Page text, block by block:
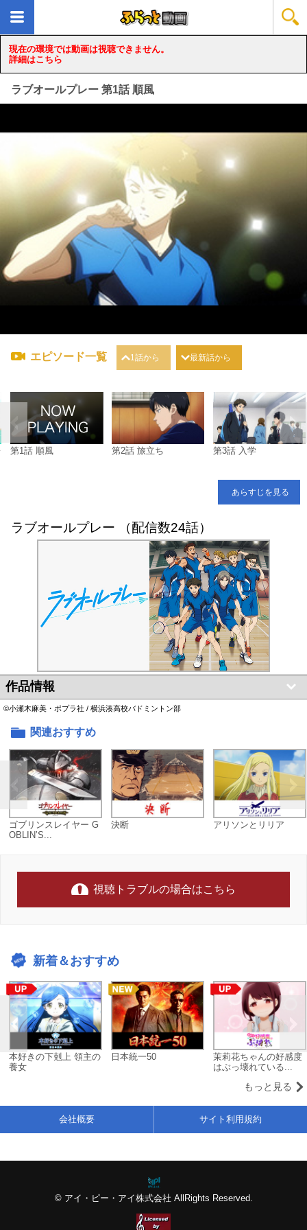
現在の環境では動画は視聴できません。
詳細はこちら
ラブオールプレー 第1話 順風
loading...
エピソード一覧 1話から 最新話から
第1話 順風 第2話 旅立ち 第3話 入学
あらすじを見る
ラブオールプレー （配信数24話）
作品情報
©小瀬木麻美・ポプラ社 / 横浜湊高校バドミントン部
関連おすすめ
ゴブリンスレイヤー G
OBLIN’S...
決断 アリソンとリリア
視聴トラブルの場合はこちら
新着＆おすすめ
本好きの下剋上 領主の
養女
日本統一50
茉莉花ちゃんの好感度
はぶっ壊れている...
もっと見る
© アイ・ピー・アイ株式会社 AllRights Reserved.
会社概要 サイト利用規約